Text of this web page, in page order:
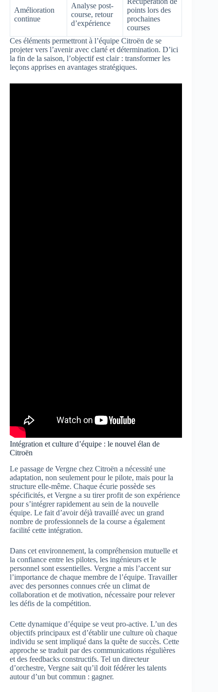
Amélioration
continue
Analyse post-
course, retour
d’expérience
points lors des
prochaines
courses
Ces éléments permettront à l’équipe Citroën de se
projeter vers l’avenir avec clarté et détermination. D’ici
la fin de la saison, l’objectif est clair : transformer les
leçons apprises en avantages stratégiques.
Intégration et culture d’équipe : le nouvel élan de
Citroën
Le passage de Vergne chez Citroën a nécessité une
adaptation, non seulement pour le pilote, mais pour la
structure elle-même. Chaque écurie possède ses
spécificités, et Vergne a su tirer profit de son expérience
pour s’intégrer rapidement au sein de la nouvelle
équipe. Le fait d’avoir déjà travaillé avec un grand
nombre de professionnels de la course a également
facilité cette intégration.
Dans cet environnement, la compréhension mutuelle et
la confiance entre les pilotes, les ingénieurs et le
personnel sont essentielles. Vergne a mis l’accent sur
l’importance de chaque membre de l’équipe. Travailler
avec des personnes connues crée un climat de
collaboration et de motivation, nécessaire pour relever
les défis de la compétition.
Cette dynamique d’équipe se veut pro-active. L’un des
objectifs principaux est d’établir une culture où chaque
individu se sent impliqué dans la quête de succès. Cette
approche se traduit par des communications régulières
et des feedbacks constructifs. Tel un directeur
d’orchestre, Vergne sait qu’il doit fédérer les talents
autour d’un but commun : gagner.